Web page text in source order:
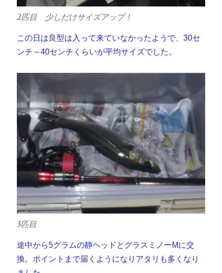
2匹目 少しだけサイズアップ！
この日は良型は入って来ていなかったようで、30セ
ンチ～40センチくらいが平均サイズでした。
3匹目
途中から5グラムの静ヘッドとグラスミノーMに交
換。ポイントまで届くようになりアタリも多くなり